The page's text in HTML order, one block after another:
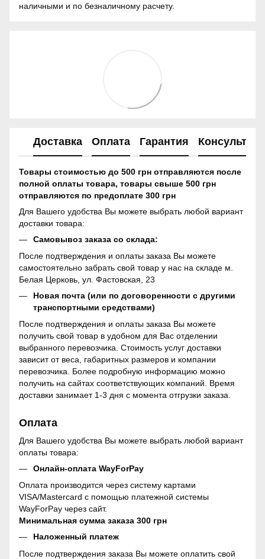
наличными и по безналичному расчету.
Доставка Оплата Гарантия
Товары стоимостью до 500 грн отправляются после
полной оплаты товара, товары свыше 500 грн
отправляются по предоплате 300 грн
Для Вашего удобства Вы можете выбрать любой вариант
доставки товара:
Самовывоз заказа со склада:
После подтверждения и оплаты заказа Вы можете
самостоятельно забрать свой товар у нас на складе м.
Белая Церковь, ул. Фастовская, 23
Новая почта (или по договоренности с другими
транспортными средствами)
После подтверждения и оплаты заказа Вы можете
получить свой товар в удобном для Вас отделении
выбранного перевозчика. Стоимость услуг доставки
зависит от веса, габаритных размеров и компании
перевозчика. Более подробную информацию можно
получить на сайтах соответствующих компаний. Время
доставки занимает 1-3 дня с момента отгрузки заказа.
Оплата
Для Вашего удобства Вы можете выбрать любой вариант
оплаты товара:
Онлайн-оплата WayForPay
Оплата производится через систему картами
VISA/Mastercard с помощью платежной системы
WayForPay через сайт.
Минимальная сумма заказа 300 грн
Наложенный платеж
После подтверждения заказа Вы можете оплатить свой